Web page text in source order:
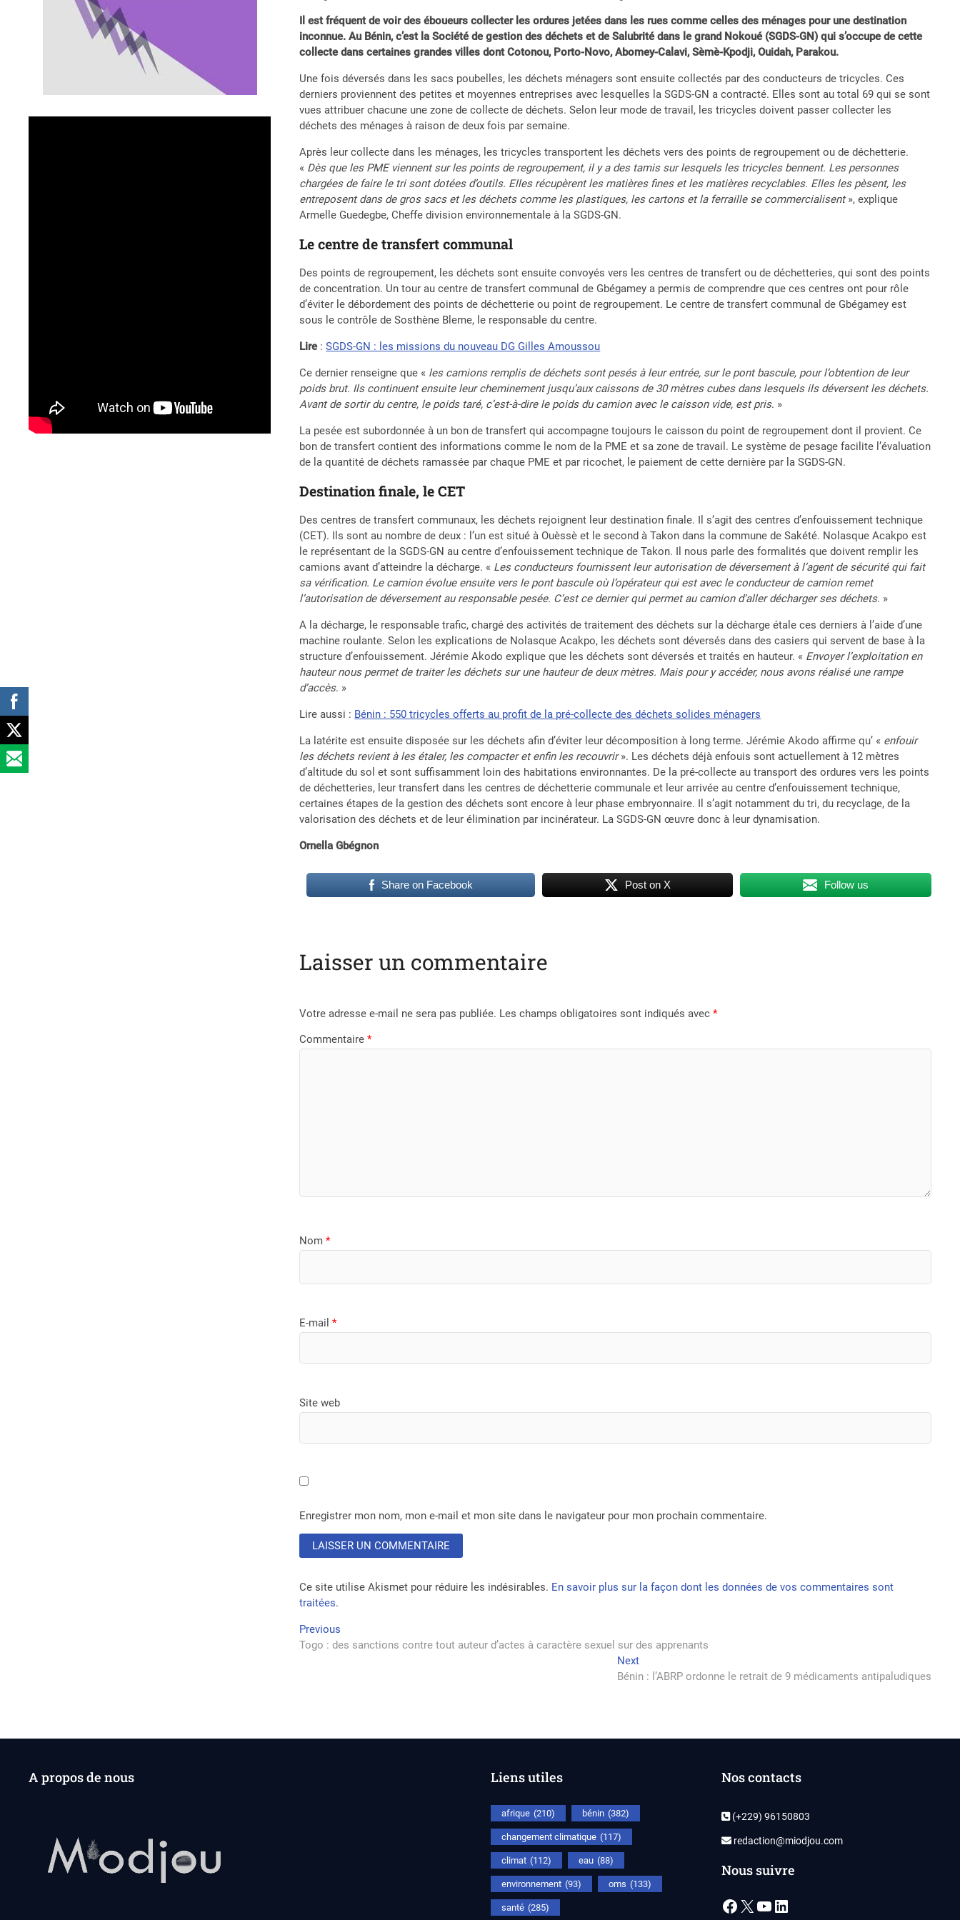
Il est fréquent de voir des éboueurs collecter les ordures jetées dans les rues comme celles des ménages pour une destination
inconnue. Au Bénin, c’est la Société de gestion des déchets et de Salubrité dans le grand Nokoué (SGDS-GN) qui s’occupe de cette
collecte dans certaines grandes villes dont Cotonou, Porto-Novo, Abomey-Calavi, Sèmè-Kpodji, Ouidah, Parakou.
Une fois déversés dans les sacs poubelles, les déchets ménagers sont ensuite collectés par des conducteurs de tricycles. Ces
derniers proviennent des petites et moyennes entreprises avec lesquelles la SGDS-GN a contracté. Elles sont au total 69 qui se sont
vues attribuer chacune une zone de collecte de déchets. Selon leur mode de travail, les tricycles doivent passer collecter les
déchets des ménages à raison de deux fois par semaine.
Après leur collecte dans les ménages, les tricycles transportent les déchets vers des points de regroupement ou de déchetterie.
« Dès que les PME viennent sur les points de regroupement, il y a des tamis sur lesquels les tricycles bennent. Les personnes
chargées de faire le tri sont dotées d’outils. Elles récupèrent les matières fines et les matières recyclables. Elles les pèsent, les
entreposent dans de gros sacs et les déchets comme les plastiques, les cartons et la ferraille se commercialisent», explique
Armelle Guedegbe, Cheffe division environnementale à la SGDS-GN.
Le centre de transfert communal
Des points de regroupement, les déchets sont ensuite convoyés vers les centres de transfert ou de déchetteries, qui sont des points
de concentration. Un tour au centre de transfert communal de Gbégamey a permis de comprendre que ces centres ont pour rôle
d’éviter le débordement des points de déchetterie ou point de regroupement. Le centre de transfert communal de Gbégamey est
sous le contrôle de Sosthène Bleme, le responsable du centre.
Lire:SGDS-GN : les missions du nouveau DG Gilles Amoussou
Ce dernier renseigne que « les camions remplis de déchets sont pesés à leur entrée, sur le pont bascule, pour l’obtention de leur
poids brut. Ils continuent ensuite leur cheminement jusqu’aux caissons de 30 mètres cubes dans lesquels ils déversent les déchets.
Avant de sortir du centre, le poids taré, c’est-à-dire le poids du camion avec le caisson vide, est pris. »
La pesée est subordonnée à un bon de transfert qui accompagne toujours le caisson du point de regroupement dont il provient. Ce
bon de transfert contient des informations comme le nom de la PME et sa zone de travail. Le système de pesage facilite l’évaluation
de la quantité de déchets ramassée par chaque PME et par ricochet, le paiement de cette dernière par la SGDS-GN.
Destination finale, le CET
Des centres de transfert communaux, les déchets rejoignent leur destination finale. Il s’agit des centres d’enfouissement technique
(CET). Ils sont au nombre de deux : l’un est situé à Ouèssè et le second à Takon dans la commune de Sakété. Nolasque Acakpo est
le représentant de la SGDS-GN au centre d’enfouissement technique de Takon. Il nous parle des formalités que doivent remplir les
camions avant d’atteindre la décharge. « Les conducteurs fournissent leur autorisation de déversement à l’agent de sécurité qui fait
sa vérification. Le camion évolue ensuite vers le pont bascule où l’opérateur qui est avec le conducteur de camion remet
l’autorisation de déversement au responsable pesée. C’est ce dernier qui permet au camion d’aller décharger ses déchets. »
A la décharge, le responsable trafic, chargé des activités de traitement des déchets sur la décharge étale ces derniers à l’aide d’une
machine roulante. Selon les explications de Nolasque Acakpo, les déchets sont déversés dans des casiers qui servent de base à la
structure d’enfouissement. Jérémie Akodo explique que les déchets sont déversés et traités en hauteur. « Envoyer l’exploitation en
hauteur nous permet de traiter les déchets sur une hauteur de deux mètres. Mais pour y accéder, nous avons réalisé une rampe
d’accès. »
Lire aussi : Bénin : 550 tricycles offerts au profit de la pré-collecte des déchets solides ménagers
La latérite est ensuite disposée sur les déchets afin d’éviter leur décomposition à long terme. Jérémie Akodo affirme qu’ « enfouir
les déchets revient à les étaler, les compacter et enfin les recouvrir». Les déchets déjà enfouis sont actuellement à 12 mètres
d’altitude du sol et sont suffisamment loin des habitations environnantes. De la pré-collecte au transport des ordures vers les points
de déchetteries, leur transfert dans les centres de déchetterie communale et leur arrivée au centre d’enfouissement technique,
certaines étapes de la gestion des déchets sont encore à leur phase embryonnaire. Il s’agit notamment du tri, du recyclage, de la
valorisation des déchets et de leur élimination par incinérateur. La SGDS-GN œuvre donc à leur dynamisation.
Ornella Gbégnon
Share on Facebook Post on X Follow us
Laisser un commentaire
Votre adresse e-mail ne sera pas publiée. Les champs obligatoires sont indiqués avec*
Commentaire*
Nom*
E-mail*
Site web
Enregistrer mon nom, mon e-mail et mon site dans le navigateur pour mon prochain commentaire.
Ce site utilise Akismet pour réduire les indésirables. En savoir plus sur la façon dont les données de vos commentaires sont
traitées.
Navigation
de
Previous
post:
Togo : des sanctions contre tout auteur d’actes à caractère sexuel sur des apprenants
NextNext
post:
Bénin : l’ABRP ordonne le retrait de 9 médicaments antipaludiques
A propos de nous Liens utiles
afrique (210) bénin (382)
changement climatique (117)
climat (112) eau (88)
environnement (93) oms (133)
santé (285)
Nos contacts
(+229) 96150803
redaction@miodjou.com
Nous suivre
Facebook
X YouTube
LinkedIn